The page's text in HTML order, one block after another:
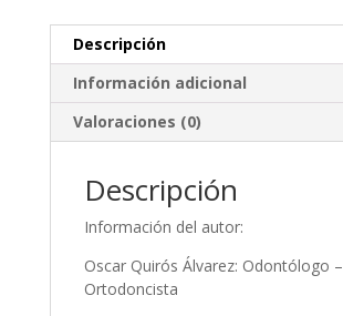
Sistema
Biofuncional
-
Quiros
cantidad
Descripción
Información adicional
Valoraciones (0)
Descripción
Información del autor:
Oscar Quirós Álvarez: Odontólogo –
Ortodoncista